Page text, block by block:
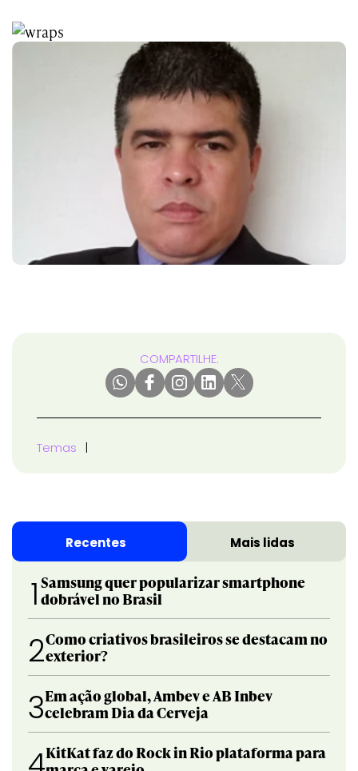
COMPARTILHE:
Temas
Recentes Mais lidas
1 Samsung quer popularizar smartphone
dobrável no Brasil
2Como criativos brasileiros se destacam no
exterior?
3Em ação global, Ambev e AB Inbev
celebram Dia da Cerveja
KitKat faz do Rock in Rio plataforma para